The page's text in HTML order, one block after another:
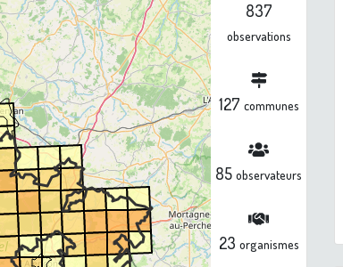
837
observations
127 communes
85 observateurs
23 organismes